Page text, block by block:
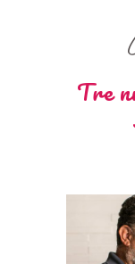
Tre